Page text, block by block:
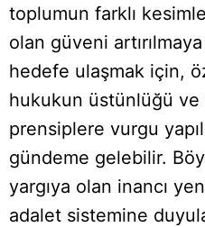
toplumun farklı
olan güveni artırılmaya
hedefe ulaşmak için,
hukukun üstünlüğü ve
prensiplere vurgu
gündeme gelebilir.
yargıya olan inancı
adalet sistemine